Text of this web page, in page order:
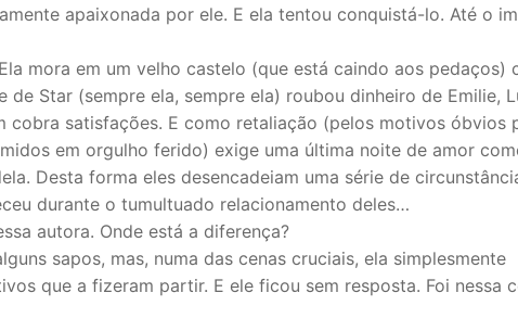
apaixonada por ele. E ela tentou conquistá-lo. Até o
mora em um velho castelo (que está caindo aos pedaços)
de Star (sempre ela, sempre ela) roubou dinheiro de Emilie,
cobra satisfações. E como retaliação (pelos motivos óbvios
em orgulho ferido) exige uma última noite de amor
Desta forma eles desencadeiam uma série de
durante o tumultuado relacionamento deles…
autora. Onde está a diferença?
sapos, mas, numa das cenas cruciais, ela simplesmente
que a fizeram partir. E ele ficou sem resposta. Foi nessa